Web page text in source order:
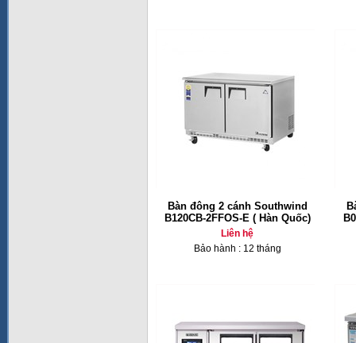
Bàn đông 2 cánh Southwind
B120CB-2FFOS-E ( Hàn Quốc)
Liên hệ
Bảo hành : 12 tháng